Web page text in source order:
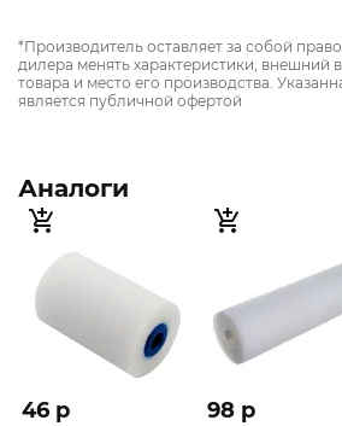
*Производитель оставляет за собой
дилера менять характеристики, внешний
товара и место его производства.
является публичной офертой
Аналоги
46 p 98 p